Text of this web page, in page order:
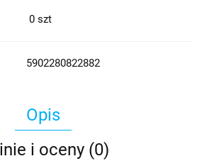
0 szt
5902280822882
Opis
i oceny (0)